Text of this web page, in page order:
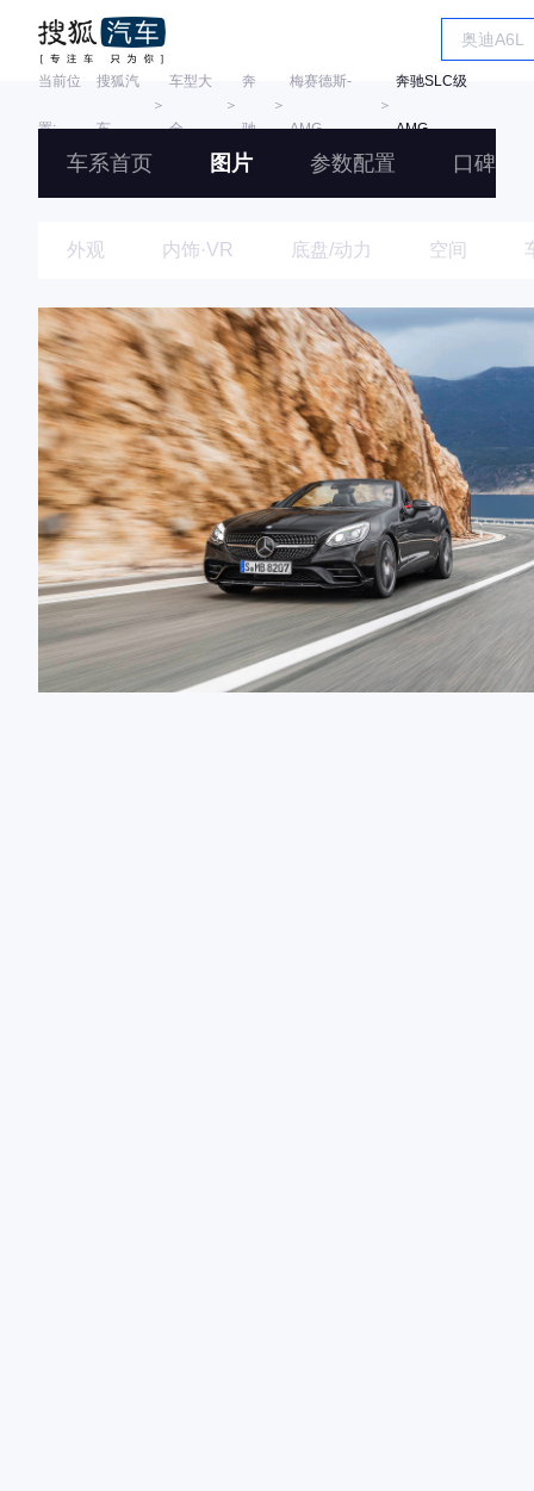
当前位
置:
搜狐汽
车
＞
车型大
全
＞
奔
驰
＞
梅赛德斯-
AMG
＞
奔驰SLC级
AMG
车系首页 图片 参数配置 口碑
外观 内饰·VR 底盘/动力 空间